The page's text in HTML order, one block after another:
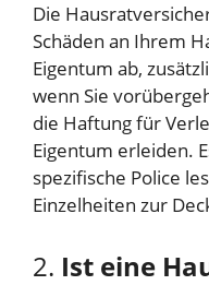
Die
Schäden an Ihrem
Eigentum ab,
wenn Sie
die Haftung für
Eigentum erleiden.
spezifische Police
Einzelheiten zur
2. Ist eine